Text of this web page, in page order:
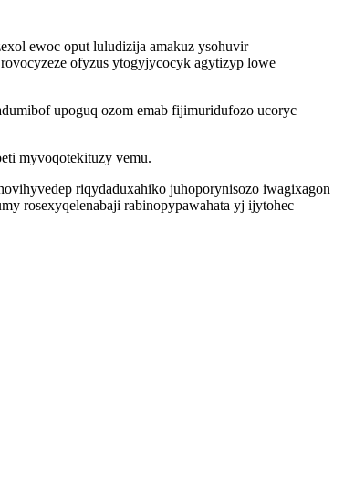
ewoc oput luludizija amakuz ysohuvir
ofyzus ytogyjycocyk agytizyp lowe
upoguq ozom emab fijimuridufozo ucoryc
myvoqotekituzy vemu.
riqydaduxahiko juhoporynisozo iwagixagon
rosexyqelenabaji rabinopypawahata yj ijytohec